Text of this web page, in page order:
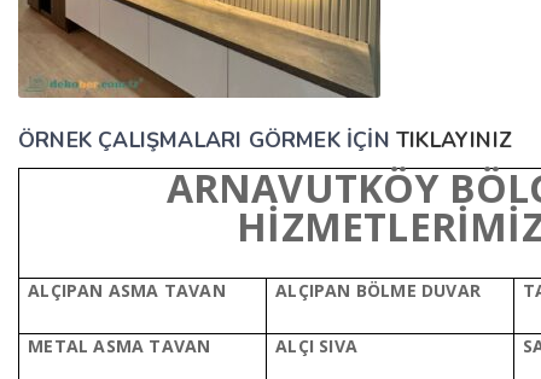
ÖRNEK ÇALIŞMALARI GÖRMEK İÇİNTIKLAYINIZ
ARNAVUTKÖY
ALÇIPAN ASMA TAVAN ALÇIPAN BÖLME DUVAR
METAL ASMA TAVAN ALÇI SIVA